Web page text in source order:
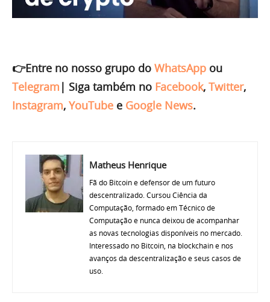
👉Entre no nosso grupo do WhatsApp ou
Telegram | Siga também no Facebook, Twitter,
Instagram, YouTube e Google News.
Matheus Henrique
Fã do Bitcoin e defensor de um futuro
descentralizado. Cursou Ciência da
Computação, formado em Técnico de
Computação e nunca deixou de acompanhar
as novas tecnologias disponíveis no mercado.
Interessado no Bitcoin, na blockchain e nos
avanços da descentralização e seus casos de
uso.